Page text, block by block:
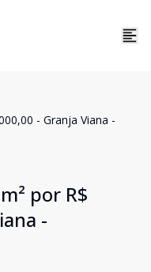
- Granja Viana -
por R$
-